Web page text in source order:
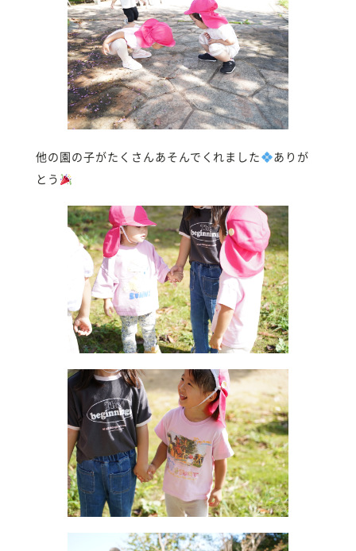
他の園の子がたくさんあそんでくれました
ありが
とう